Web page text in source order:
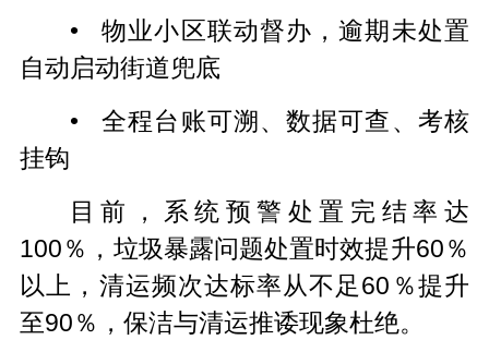
• 物业小区联动督办，逾期未处置
自动启动街道兜底
• 全程台账可溯、数据可查、考核
挂钩
目前，系统预警处置完结率达
100％，垃圾暴露问题处置时效提升60％
以上，清运频次达标率从不足60％提升
至90％，保洁与清运推诿现象杜绝。